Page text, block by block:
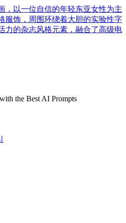
，以一位自信的年轻东亚女性为主
服饰，周围环绕着大胆的实验性字
力的杂志风格元素，融合了高级电
the Best AI Prompts